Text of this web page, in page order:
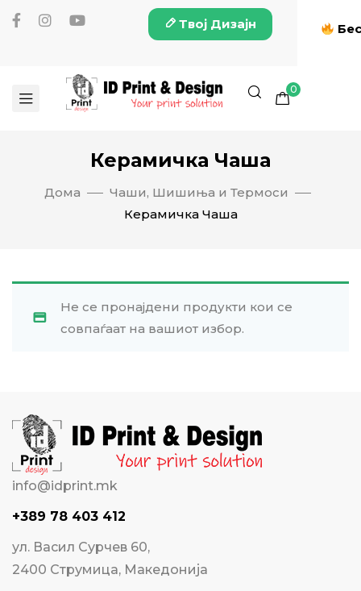
Твој Дизајн
0
Керамичка Чаша
Дома
Чаши, Шишиња и Термоси
Керамичка Чаша
Не се пронајдени продукти кои се
совпаѓаат на вашиот избор.
info@idprint.mk
+389 78 403 412
ул. Васил Сурчев 60,
2400 Струмица, Македонија